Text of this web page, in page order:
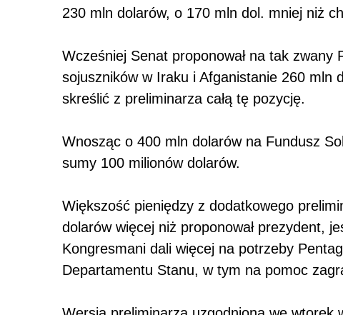
230 mln dolarów, o 170 mln dol. mniej niż
Wcześniej Senat proponował na tak
sojuszników w Iraku i Afganistanie 260 mln
skreślić z preliminarza całą tę pozycję.
Wnosząc o 400 mln dolarów na Fundusz
sumy 100 milionów dolarów.
Większość pieniędzy z dodatkowego
dolarów więcej niż proponował prezydent,
Kongresmani dali więcej na potrzeby
Departamentu Stanu, w tym na pomoc